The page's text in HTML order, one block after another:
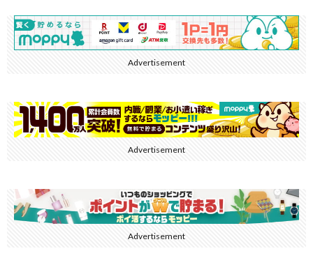
Advertisement
Advertisement
Advertisement